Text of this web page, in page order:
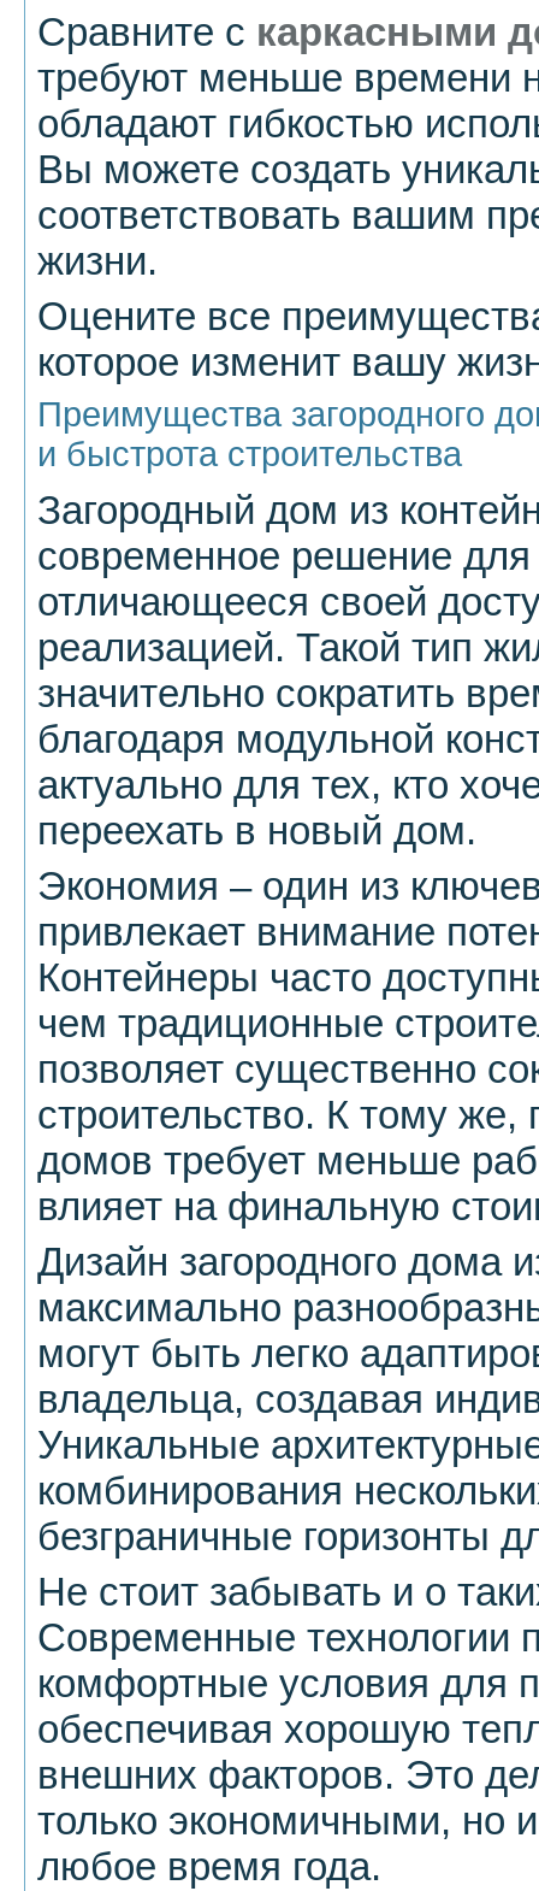
Сравните с каркасными
требуют меньше времени
обладают гибкостью
Вы можете создать
соответствовать вашим
жизни.
Оцените все
которое изменит вашу
Преимущества загородного
и быстрота строительства
Загородный дом из
современное решение
отличающееся своей
реализацией. Такой тип
значительно сократить
благодаря модульной
актуально для тех, кто
переехать в новый дом.
Экономия – один из
привлекает внимание
Контейнеры часто
чем традиционные
позволяет существенно
строительство. К тому же,
домов требует меньше
влияет на финальную
Дизайн загородного дома
максимально
могут быть легко
владельца, создавая
Уникальные
комбинирования
безграничные горизонты
Не стоит забывать и о
Современные технологии
комфортные условия для
обеспечивая хорошую
внешних факторов. Это
только экономичными, но
любое время года.